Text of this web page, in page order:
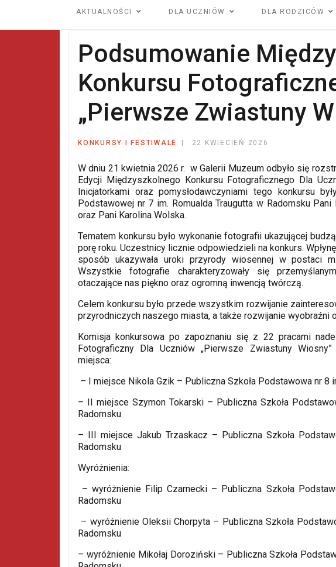
AKTUALNOŚCI DLA UCZNIÓW DLA RODZICÓW
Podsumowanie
Konkursu
„Pierwsze Zwiastuny
KONKURSY I FESTIWALE 22 KWIECIEŃ 2026
W dniu 21 kwietnia 2026 r. w Galerii Muzeum odbyło się
Edycji Międzyszkolnego Konkursu Fotograficznego Dla
Inicjatorkami oraz pomysłodawczyniami tego konkursu
Podstawowej nr 7 im. Romualda Traugutta w Radomsku
oraz Pani Karolina Wolska.
Tematem konkursu było wykonanie fotografii ukazującej
porę roku. Uczestnicy licznie odpowiedzieli na konkurs.
sposób ukazywała uroki przyrody wiosennej w postaci
Wszystkie fotografie charakteryzowały się
otaczające nas piękno oraz ogromną inwencją twórczą.
Celem konkursu było przede wszystkim rozwijanie
przyrodniczych naszego miasta, a także rozwijanie wyobraźni
Komisja konkursowa po zapoznaniu się z 22 pracami
Fotograficzny Dla Uczniów „Pierwsze Zwiastuny
miejsca:
– I miejsce Nikola Gzik – Publiczna Szkoła Podstawowa nr 8
– II miejsce Szymon Tokarski – Publiczna Szkoła
Radomsku
– III miejsce Jakub Trzaskacz – Publiczna Szkoła
Radomsku
Wyróżnienia:
– wyróżnienie Filip Czarnecki – Publiczna Szkoła
Radomsku
– wyróżnienie Oleksii Chorpyta – Publiczna Szkoła
Radomsku
– wyróżnienie Mikołaj Doroziński – Publiczna Szkoła